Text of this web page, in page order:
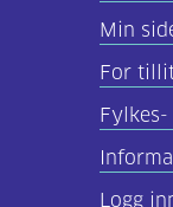
Min
For
Logg